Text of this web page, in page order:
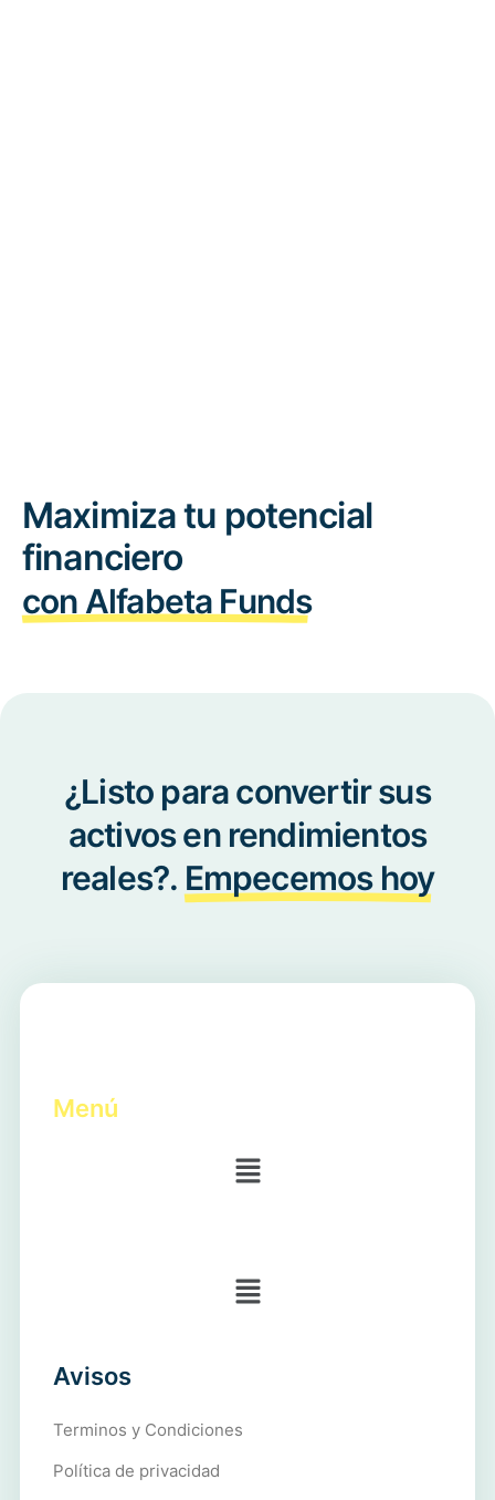
Maximiza tu potencial
financiero
con Alfabeta Funds
¿Listo para convertir sus
activos en rendimientos
reales?. Empecemos hoy
Menú
Avisos
Terminos y Condiciones
Política de privacidad